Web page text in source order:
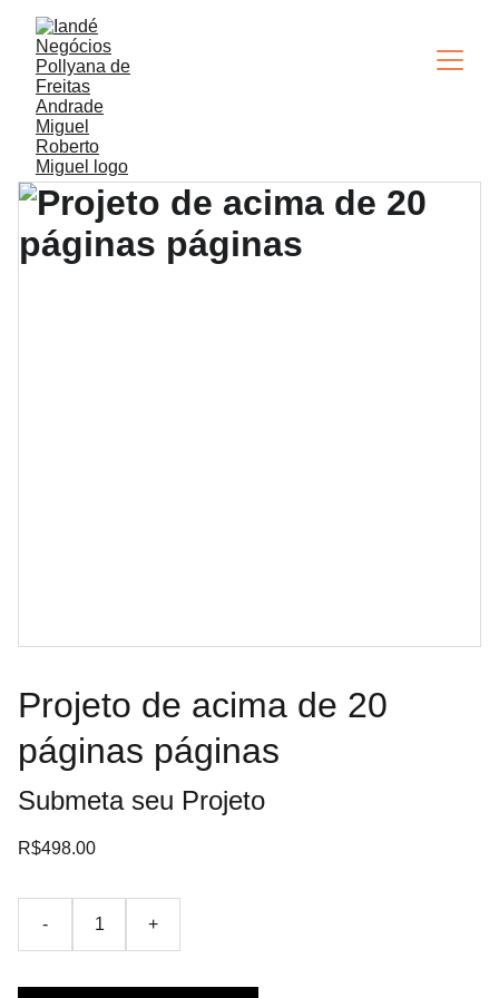
Projeto de acima de 20
páginas páginas
Submeta seu Projeto
R$498.00
- +